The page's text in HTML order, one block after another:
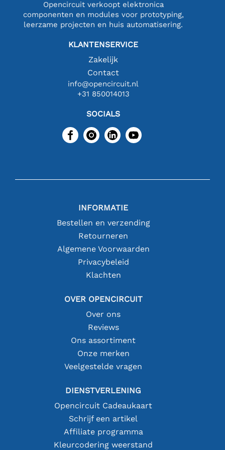
Opencircuit verkoopt elektronica
componenten en modules voor prototyping,
leerzame projecten en huis automatisering.
KLANTENSERVICE
Zakelijk
Contact
info@opencircuit.nl
+31 850014013
SOCIALS
INFORMATIE
Bestellen en verzending
Retourneren
Algemene Voorwaarden
Privacybeleid
Klachten
OVER OPENCIRCUIT
Over ons
Reviews
Ons assortiment
Onze merken
Veelgestelde vragen
DIENSTVERLENING
Opencircuit Cadeaukaart
Schrijf een artikel
Affiliate programma
Kleurcodering weerstand